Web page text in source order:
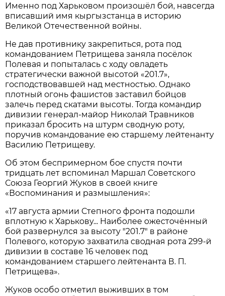
Именно под Харьковом произошёл бой, навсегда
вписавший имя кыргызстанца в историю
Великой Отечественной войны.
Не дав противнику закрепиться, рота под
командованием Петрищева заняла посёлок
Полевая и попыталась с ходу овладеть
стратегически важной высотой «201.7»,
господствовавшей над местностью. Однако
плотный огонь фашистов заставил бойцов
залечь перед скатами высоты. Тогда командир
дивизии генерал-майор Николай Травников
приказал бросить на штурм сводную роту,
поручив командование ею старшему лейтенанту
Василию Петрищеву.
Об этом беспримерном бое спустя почти
тридцать лет вспоминал Маршал Советского
Союза Георгий Жуков в своей книге
«Воспоминания и размышления»:
«17 августа армии Степного фронта подошли
вплотную к Харькову... Наиболее ожесточённый
бой развернулся за высоту "201.7" в районе
Полевого, которую захватила сводная рота 299-й
дивизии в составе 16 человек под
командованием старшего лейтенанта В. П.
Петрищева».
Жуков особо отметил выживших в том